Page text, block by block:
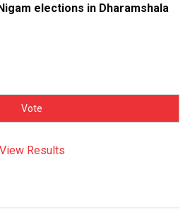
elections in Dharamshala
View Results